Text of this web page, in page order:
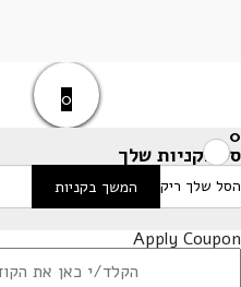
0
0
סל הקניות שלך
הסל שלך ריק המשך בקניות
Apply Coupon